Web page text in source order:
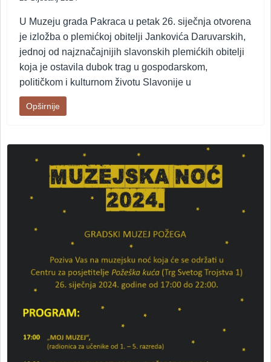
U Muzeju grada Pakraca u petak 26. siječnja otvorena
je izložba o plemićkoj obitelji Jankovića Daruvarskih,
jednoj od najznačajnijih slavonskih plemićkih obitelji
koja je ostavila dubok trag u gospodarskom,
političkom i kulturnom životu Slavonije u
Opširnije